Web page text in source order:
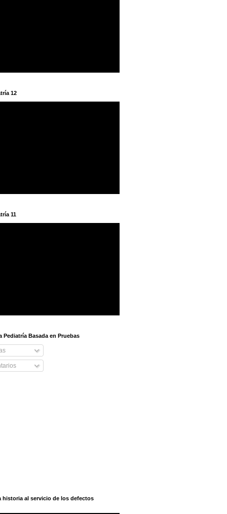
12
11
Pediatría Basada en Pruebas
historia al servicio de los defectos